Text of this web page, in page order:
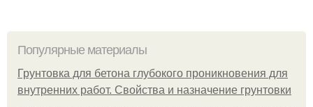
Популярные материалы
Грунтовка для бетона глубокого проникновения для
внутренних работ. Свойства и назначение грунтовки